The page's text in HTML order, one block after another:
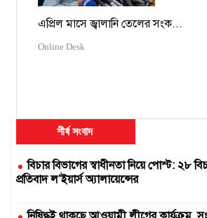
এপ্রিল মাসে জ্বালানি তেলের সংক...
Online Desk
শীর্ষ সংবাদ
বিচার বিভাগের স্বাধীনতা নিয়ে পোস্ট: ২৮
প্রতিবাদ ল’ইয়ার্স অ্যালায়েন্সের